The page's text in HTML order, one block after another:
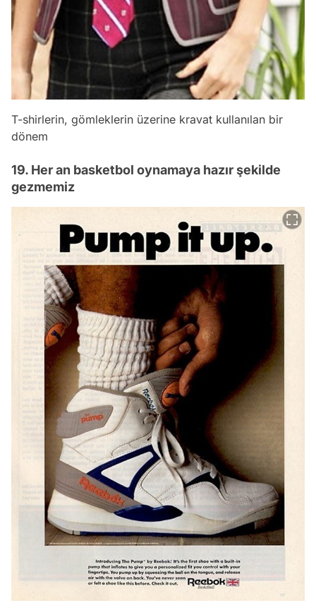
T-shirlerin, gömleklerin üzerine kravat kullanılan bir
dönem
19. Her an basketbol oynamaya hazır şekilde
gezmemiz